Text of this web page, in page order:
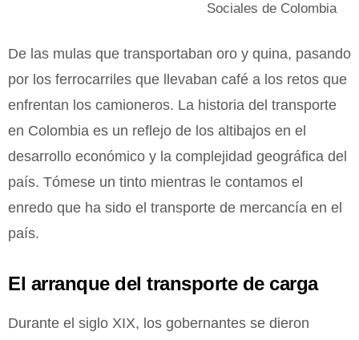
Sociales de Colombia
De las mulas que transportaban oro y quina, pasando
por los ferrocarriles que llevaban café a los retos que
enfrentan los camioneros. La historia del transporte
en Colombia es un reflejo de los altibajos en el
desarrollo económico y la complejidad geográfica del
país. Tómese un tinto mientras le contamos el
enredo que ha sido el transporte de mercancía en el
país.
El arranque del transporte de carga
Durante el siglo XIX, los gobernantes se dieron